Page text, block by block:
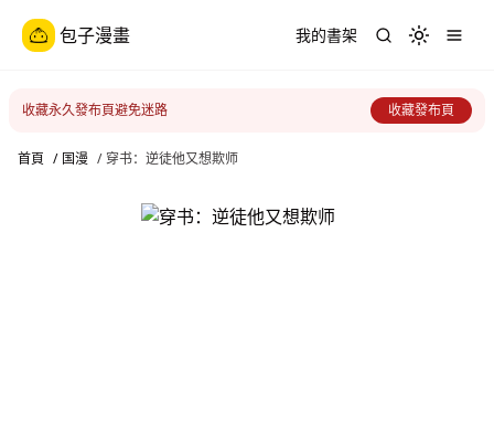
包子漫畫 我的書架 Toggle
收藏永久發布頁避免迷路 收藏發布頁
首頁 / 国漫 / 穿书：逆徒他又想欺师